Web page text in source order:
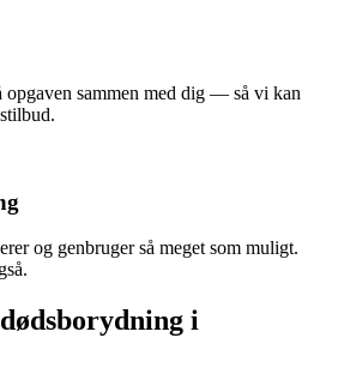
sammen med dig — så vi kan
og genbruger så meget som muligt.
i